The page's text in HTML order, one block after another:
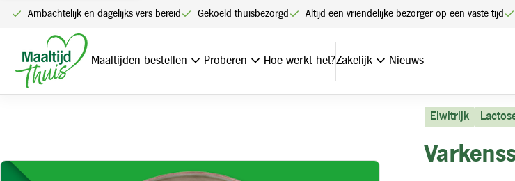
Ambachtelijk en dagelijks vers bereid Gekoeld thuisbezorgd Altijd een vriendelijke bezorger op een vaste tijd
Maaltijden bestellen Proberen Hoe werkt het?Zakelijk Nieuws
HomeVarkensslavink met jus, aardappelen en broccoli
Eiwitrijk